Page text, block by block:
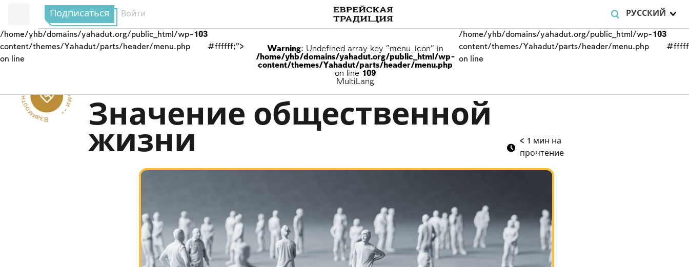
РУССКИЙ
Подписаться Войти
/home/yhb/domains/yahadut.org/public_html/wp-
content/themes/Yahadut/parts/header/menu.php
on line
103
#ffffff;">
Warning: Undefined array key "menu_icon" in
/home/yhb/domains/yahadut.org/public_html/wp-
content/themes/Yahadut/parts/header/menu.php
on line 109
MultiLang
/home/yhb/domains/yahadut.org/public_html/wp-
content/themes/Yahadut/parts/header/menu.php
on line
103
Взаимоотношения между людьми -- Заповеди, регулирующие взаимоотношения между людьми
Значение общественной
жизни
< 1 мин на
прочтение